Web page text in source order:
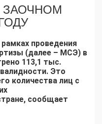
ЗАОЧНОМ
рамках проведения
(далее – МСЭ) в
113,1 тыс.
Это
количества лиц с
сообщает